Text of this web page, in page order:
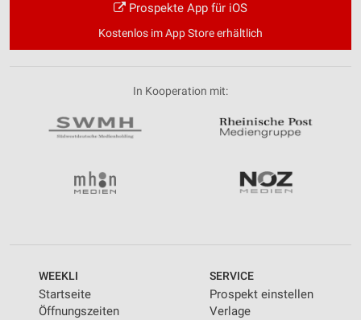
Prospekte App für iOS
Kostenlos im App Store erhältlich
In Kooperation mit:
WEEKLI
Startseite
Öffnungszeiten
SERVICE
Prospekt einstellen
Verlage